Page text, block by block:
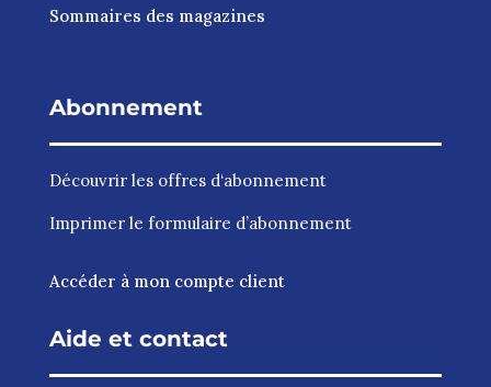
Sommaires des magazines
Abonnement
Découvrir les offres d‘abonnement
Imprimer le formulaire d’abonnement
Accéder à mon compte client
Aide et contact